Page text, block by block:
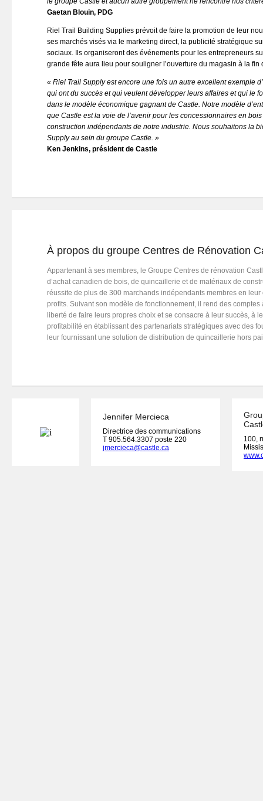
Gaetan Blouin, PDG
Riel Trail Building Supplies prévoit de faire la promotion de leur
ses marchés visés via le marketing direct, la publicité stratégique
sociaux. Ils organiseront des événements pour les entrepreneurs
grande fête aura lieu pour souligner l’ouverture du magasin à la fin
« Riel Trail Supply est encore une fois un autre excellent exemple
qui ont du succès et qui veulent développer leurs affaires et qui le
dans le modèle économique gagnant de Castle. Notre modèle
que Castle est la voie de l’avenir pour les concessionnaires en
construction indépendants de notre industrie. Nous souhaitons la
Supply au sein du groupe Castle. »
Ken Jenkins, président de Castle
À propos du groupe Centres de Rénovation
Appartenant à ses membres, le Groupe Centres de rénovation
d’achat canadien de bois, de quincaillerie et de matériaux de
réussite de plus de 300 marchands indépendants membres en
profits. Suivant son modèle de fonctionnement, il rend des
liberté de faire leurs propres choix et se consacre à leur succès, à
profitabilité en établissant des partenariats stratégiques avec des
leur fournissant une solution de distribution de quincaillerie hors
Jennifer Mercieca
Directrice des communications
T 905.564.3307 poste 220
jmercieca@castle.ca
100,